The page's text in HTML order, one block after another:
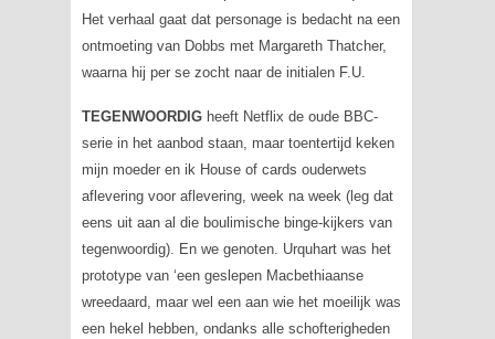
Het verhaal gaat dat personage is bedacht na een
ontmoeting van Dobbs met Margareth Thatcher,
waarna hij per se zocht naar de initialen F.U.
TEGENWOORDIGheeft Netflix de oude BBC-
serie in het aanbod staan, maar toentertijd keken
mijn moeder en ik House of cards ouderwets
aflevering voor aflevering, week na week (leg dat
eens uit aan al die boulimische binge-kijkers van
tegenwoordig). En we genoten. Urquhart was het
prototype van ‘een geslepen Macbethiaanse
wreedaard, maar wel een aan wie het moeilijk was
een hekel hebben, ondanks alle schofterigheden